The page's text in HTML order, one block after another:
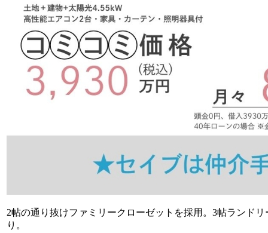
2帖の通り抜けファミリークローゼットを採用。3帖ランド
り。